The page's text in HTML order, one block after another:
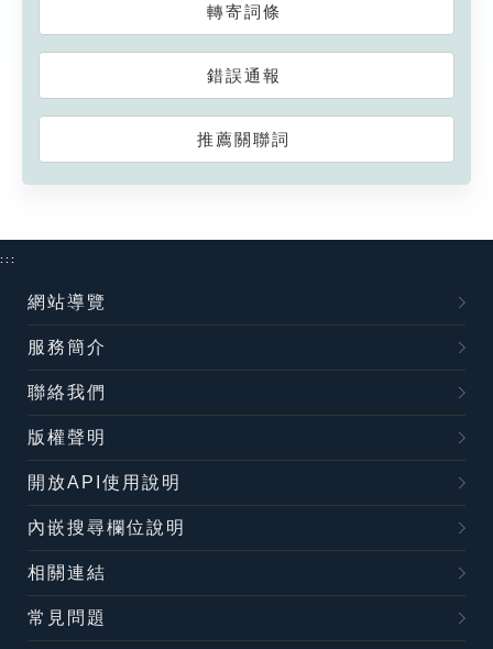
轉寄詞條
錯誤通報
推薦關聯詞
:::
網站導覽
服務簡介
聯絡我們
版權聲明
開放API使用說明
內嵌搜尋欄位說明
相關連結
常見問題